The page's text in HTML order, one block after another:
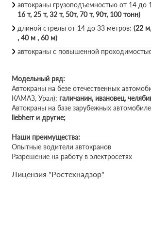
автокраны грузоподъемностью от 14 до
16 т, 25 т, 32 т, 50т, 70 т, 90т, 100 тонн)
длиной стрелы от 14 до 33 метров: (22
, 40 м , 60 м)
автокраны с повышенной
Модельный ряд:
Автокраны на безе отечественных
КАМАЗ, Урал): галичанин, ивановец,
Автокраны на базе зарубежных
liebherr и другие;
Наши преимущества:
Опытные водители автокранов
Разрешение на работу в электросетях
Лицензия "Ростехнадзор"